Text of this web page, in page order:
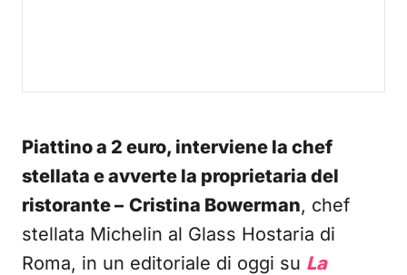
Piattino a 2 euro, interviene la chef
stellata e avverte la proprietaria del
ristorante – Cristina Bowerman, chef
stellata Michelin al Glass Hostaria di
Roma, in un editoriale di oggi su La